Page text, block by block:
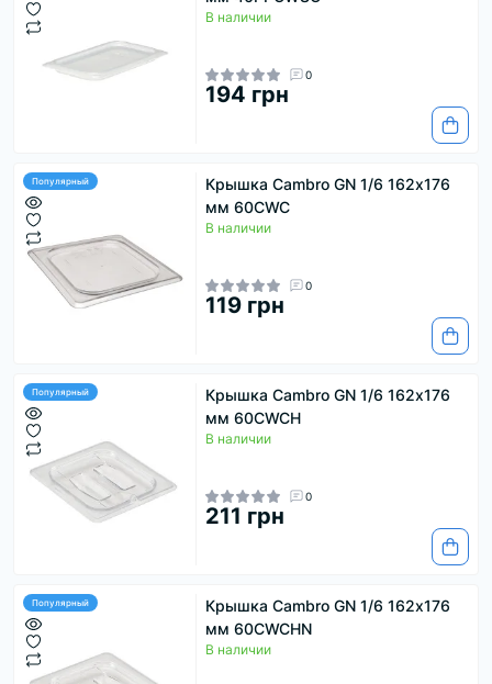
В наличии
0
194 грн
Популярный
Крышка Cambro GN 1/6 162х176
мм 60CWC
В наличии
0
119 грн
Популярный
Крышка Cambro GN 1/6 162х176
мм 60CWCH
В наличии
0
211 грн
Популярный
Крышка Cambro GN 1/6 162х176
мм 60CWCHN
В наличии